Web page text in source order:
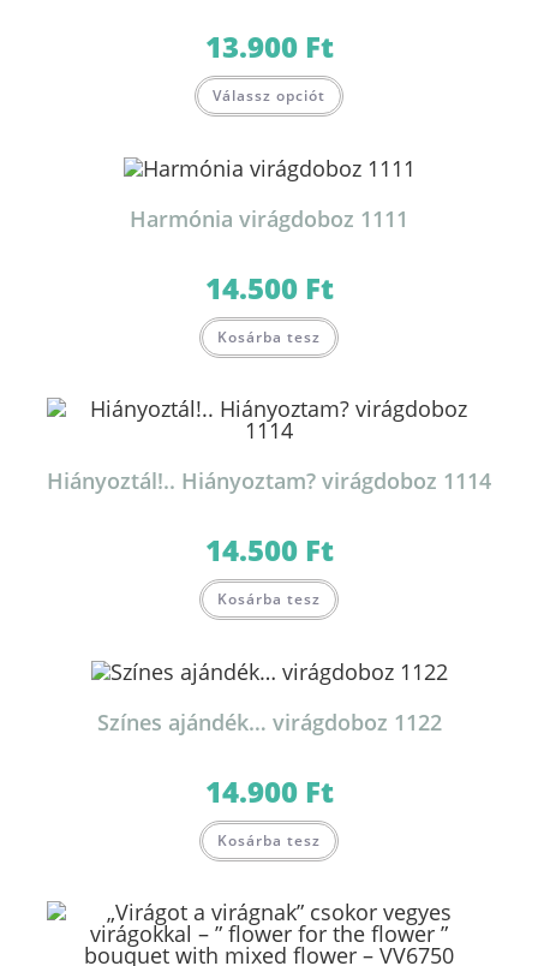
13.900 Ft
Válassz opciót
Harmónia virágdoboz 1111
14.500 Ft
Kosárba tesz
Hiányoztál!.. Hiányoztam? virágdoboz 1114
14.500 Ft
Kosárba tesz
Színes ajándék… virágdoboz 1122
14.900 Ft
Kosárba tesz